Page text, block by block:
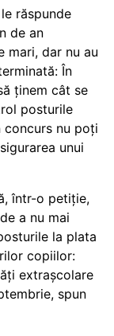
răspunde
de an
mari, dar nu au
În
ținem cât se
posturile
nu poți
unui
într-o petiție,
a nu mai
la plata
copiilor:
extrașcolare
spun